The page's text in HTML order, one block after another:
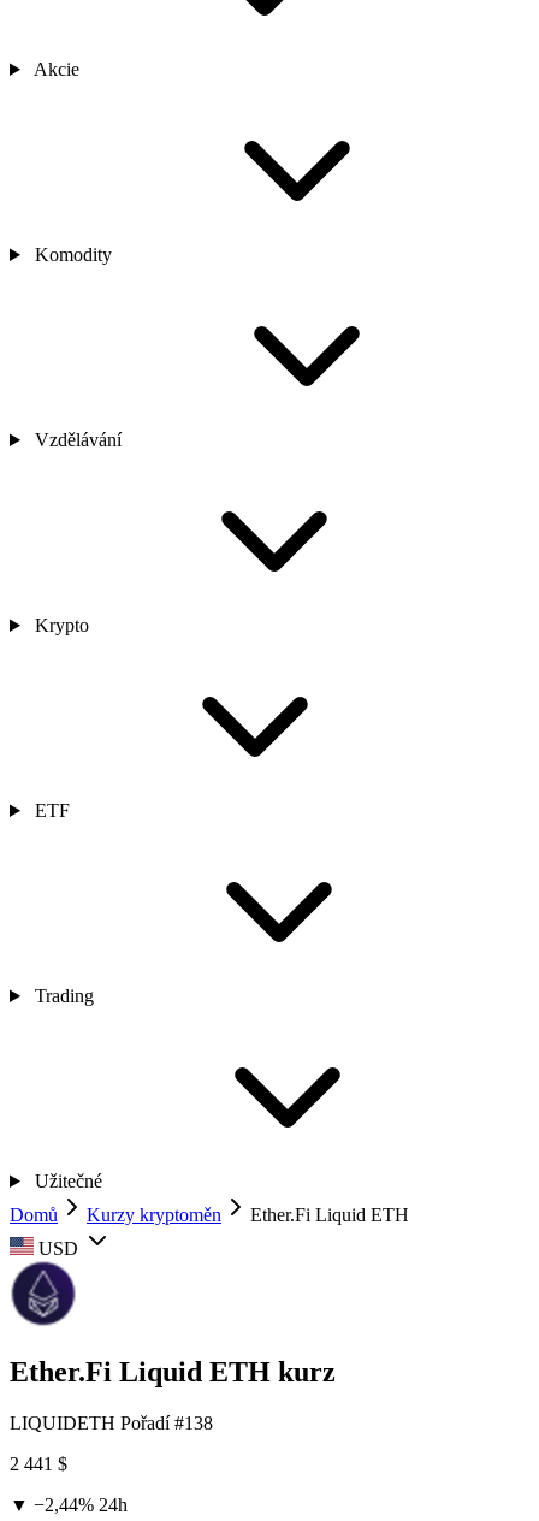
Akcie
Komodity
Vzdělávání
Krypto
ETF
Trading
Užitečné
Domů
Kurzy kryptoměn
Ether.Fi Liquid ETH
USD
Ether.Fi Liquid ETH kurz
LIQUIDETH Pořadí #138
2 441 $
▼ −2,44% 24h